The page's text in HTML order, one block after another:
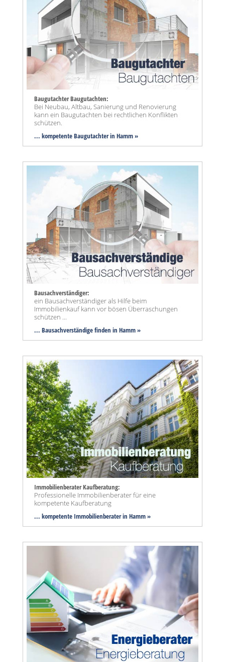
Baugutachter Baugutachten:
Bei Neubau, Altbau, Sanierung und Renovierung
kann ein Baugutachten bei rechtlichen Konflikten
schützen.
... kompetente Baugutachter in Hamm »
Bausachverständiger:
ein Bausachverständiger als Hilfe beim
Immobilienkauf kann vor bösen Überraschungen
schützen ...
... Bausachverständige finden in Hamm »
Immobilienberater Kaufberatung:
Professionelle Immobilienberater für eine
kompetente Kaufberatung
... kompetente Immobilienberater in Hamm »